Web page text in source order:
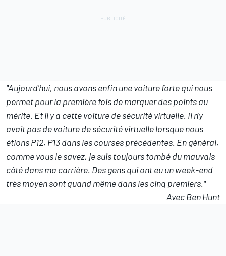
"Aujourd'hui, nous avons enfin une voiture forte qui nous
permet pour la première fois de marquer des points au
mérite. Et il y a cette voiture de sécurité virtuelle. Il n'y
avait pas de voiture de sécurité virtuelle lorsque nous
étions P12, P13 dans les courses précédentes. En général,
comme vous le savez, je suis toujours tombé du mauvais
côté dans ma carrière. Des gens qui ont eu un week-end
très moyen sont quand même dans les cinq premiers."
Avec Ben Hunt